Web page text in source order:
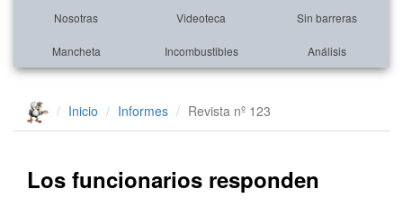
Nosotras Videoteca Sin barreras
Mancheta Incombustibles Análisis
Inicio Informes Revista nº 123
Los funcionarios responden